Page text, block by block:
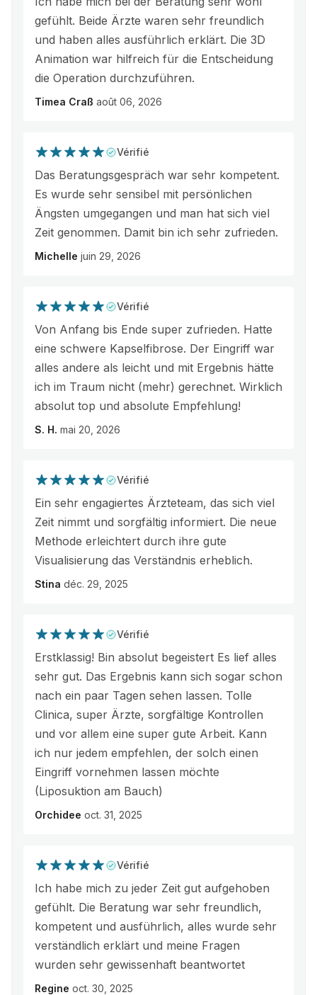
gefühlt. Beide Ärzte waren sehr freundlich
und haben alles ausführlich erklärt. Die 3D
Animation war hilfreich für die Entscheidung
die Operation durchzuführen.
Timea Craß août 06, 2026
Vérifié
Das Beratungsgespräch war sehr kompetent.
Es wurde sehr sensibel mit persönlichen
Ängsten umgegangen und man hat sich viel
Zeit genommen. Damit bin ich sehr zufrieden.
Michelle juin 29, 2026
Vérifié
Von Anfang bis Ende super zufrieden. Hatte
eine schwere Kapselfibrose. Der Eingriff war
alles andere als leicht und mit Ergebnis hätte
ich im Traum nicht (mehr) gerechnet. Wirklich
absolut top und absolute Empfehlung!
S. H. mai 20, 2026
Vérifié
Ein sehr engagiertes Ärzteteam, das sich viel
Zeit nimmt und sorgfältig informiert. Die neue
Methode erleichtert durch ihre gute
Visualisierung das Verständnis erheblich.
Stina déc. 29, 2025
Vérifié
Erstklassig! Bin absolut begeistert Es lief alles
sehr gut. Das Ergebnis kann sich sogar schon
nach ein paar Tagen sehen lassen. Tolle
Clinica, super Ärzte, sorgfältige Kontrollen
und vor allem eine super gute Arbeit. Kann
ich nur jedem empfehlen, der solch einen
Eingriff vornehmen lassen möchte
(Liposuktion am Bauch)
Orchidee oct. 31, 2025
Vérifié
Ich habe mich zu jeder Zeit gut aufgehoben
gefühlt. Die Beratung war sehr freundlich,
kompetent und ausführlich, alles wurde sehr
verständlich erklärt und meine Fragen
wurden sehr gewissenhaft beantwortet
Regine oct. 30, 2025